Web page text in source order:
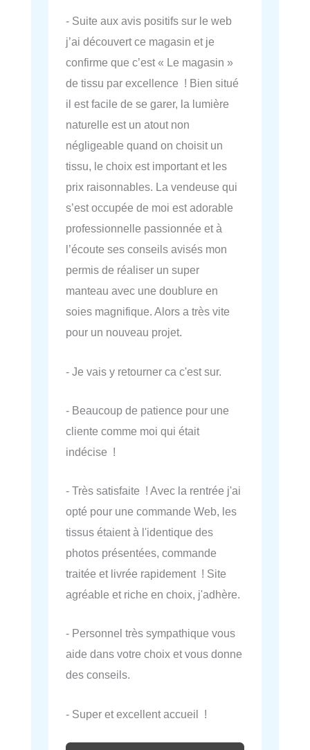
- Suite aux avis positifs sur le web
j’ai découvert ce magasin et je
confirme que c’est « Le magasin »
de tissu par excellence ! Bien situé
il est facile de se garer, la lumière
naturelle est un atout non
négligeable quand on choisit un
tissu, le choix est important et les
prix raisonnables. La vendeuse qui
s’est occupée de moi est adorable
professionnelle passionnée et à
l’écoute ses conseils avisés mon
permis de réaliser un super
manteau avec une doublure en
soies magnifique. Alors a très vite
pour un nouveau projet.
- Je vais y retourner ca c'est sur.
- Beaucoup de patience pour une
cliente comme moi qui était
indécise !
- Très satisfaite ! Avec la rentrée j'ai
opté pour une commande Web, les
tissus étaient à l'identique des
photos présentées, commande
traitée et livrée rapidement ! Site
agréable et riche en choix, j'adhère.
- Personnel très sympathique vous
aide dans votre choix et vous donne
des conseils.
- Super et excellent accueil !